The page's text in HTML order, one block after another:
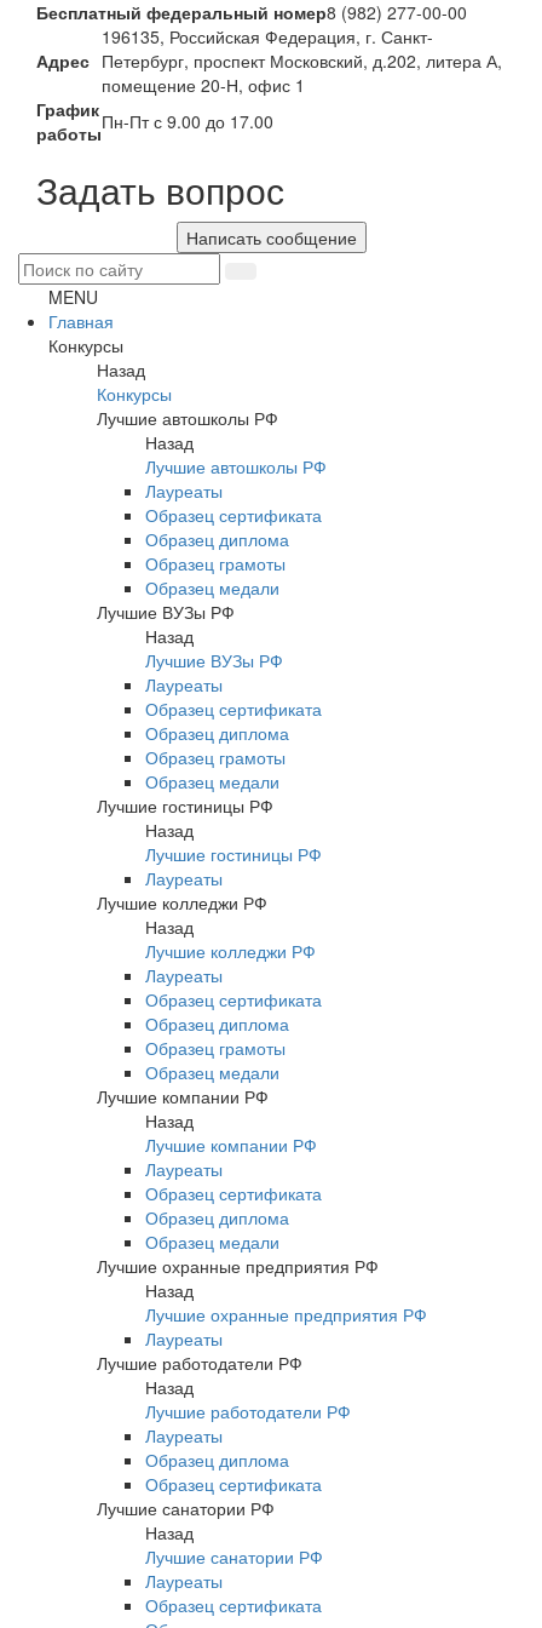
Бесплатный федеральный номер8 (982) 277-00-00
Адрес
196135, Российская Федерация, г. Санкт-
Петербург, проспект Московский, д.202, литера А,
помещение 20-Н, офис 1
График
работыПн-Пт с 9.00 до 17.00
Задать вопрос
Написать сообщение
MENU
Главная
Конкурсы
Назад
Конкурсы
Лучшие автошколы РФ
Назад
Лучшие автошколы РФ
Лауреаты
Образец сертификата
Образец диплома
Образец грамоты
Образец медали
Лучшие ВУЗы РФ
Назад
Лучшие ВУЗы РФ
Лауреаты
Образец сертификата
Образец диплома
Образец грамоты
Образец медали
Лучшие гостиницы РФ
Назад
Лучшие гостиницы РФ
Лауреаты
Лучшие колледжи РФ
Назад
Лучшие колледжи РФ
Лауреаты
Образец сертификата
Образец диплома
Образец грамоты
Образец медали
Лучшие компании РФ
Назад
Лучшие компании РФ
Лауреаты
Образец сертификата
Образец диплома
Образец медали
Лучшие охранные предприятия РФ
Назад
Лучшие охранные предприятия РФ
Лауреаты
Лучшие работодатели РФ
Назад
Лучшие работодатели РФ
Лауреаты
Образец диплома
Образец сертификата
Лучшие санатории РФ
Назад
Лучшие санатории РФ
Лауреаты
Образец сертификата